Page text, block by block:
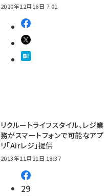
2020年12月16日 7:01
リクルートライフスタイル、レジ業
務がスマートフォンで可能なアプ
リ「Airレジ」提供
2013年11月21日 18:37
29